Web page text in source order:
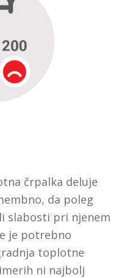
črpalka deluje
da poleg
slabosti pri njenem
je potrebno
toplotne
ni najbolj